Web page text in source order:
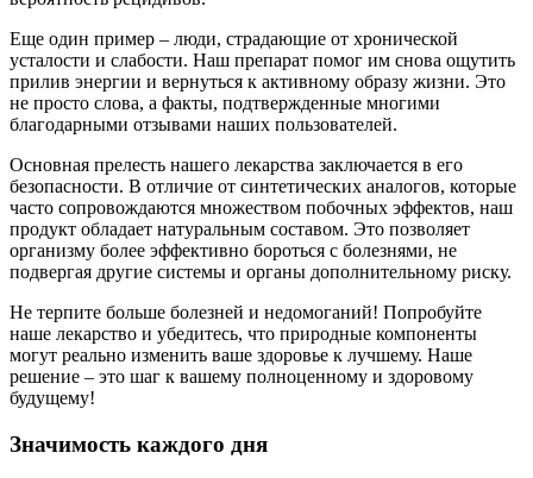
Еще один пример – люди, страдающие от хронической
усталости и слабости. Наш препарат помог им снова ощутить
прилив энергии и вернуться к активному образу жизни. Это
не просто слова, а факты, подтвержденные многими
благодарными отзывами наших пользователей.
Основная прелесть нашего лекарства заключается в его
безопасности. В отличие от синтетических аналогов, которые
часто сопровождаются множеством побочных эффектов, наш
продукт обладает натуральным составом. Это позволяет
организму более эффективно бороться с болезнями, не
подвергая другие системы и органы дополнительному риску.
Не терпите больше болезней и недомоганий! Попробуйте
наше лекарство и убедитесь, что природные компоненты
могут реально изменить ваше здоровье к лучшему. Наше
решение – это шаг к вашему полноценному и здоровому
будущему!
Значимость каждого дня